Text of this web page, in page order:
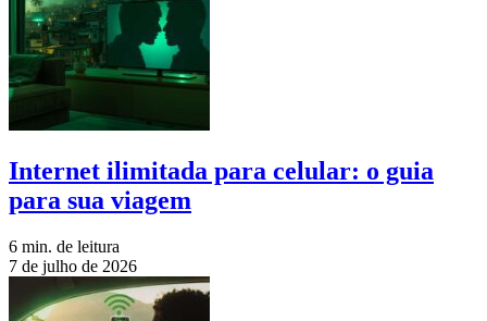
Internet ilimitada para celular: o guia
para sua viagem
6 min. de leitura
7 de julho de 2026